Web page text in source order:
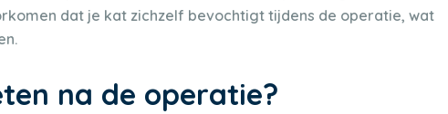
dat je kat zichzelf bevochtigt tijdens de operatie, wat
na de operatie?